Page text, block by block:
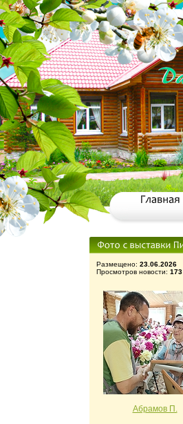
Размещено: 23.06.2026
Просмотров новости: 173
Абрамов П.